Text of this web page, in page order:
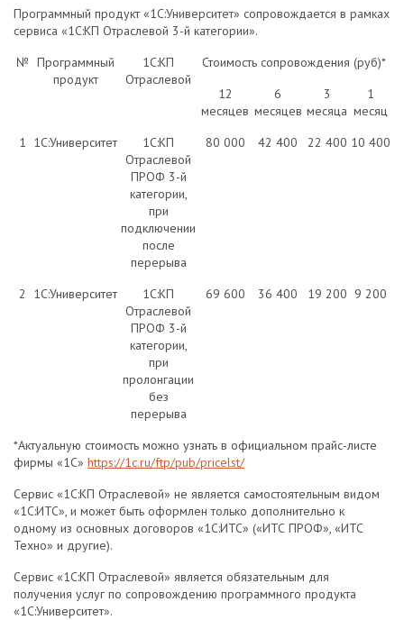
Программный продукт «1С:Университет» сопровождается в рамках
сервиса «1С:КП Отраслевой 3-й категории».
№ Программный
продукт
1С:КП
Отраслевой
Стоимость сопровождения (руб)*
12
месяцев
6
месяцев
3
месяца
1
месяц
1 1С:Университет
1С:КП
Отраслевой
ПРОФ 3-й
категории,
при
подключении
после
перерыва
80 000 42 400 22 400 10 400
2 1С:Университет
1С:КП
Отраслевой
ПРОФ 3-й
категории,
при
пролонгации
без
перерыва
69 600 36 400 19 200 9 200
*Актуальную стоимость можно узнать в официальном прайс-листе
фирмы «1С» https://1c.ru/ftp/pub/pricelst/
Сервис «1С:КП Отраслевой» не является самостоятельным видом
«1С:ИТС», и может быть оформлен только дополнительно к
одному из основных договоров «1С:ИТС» («ИТС ПРОФ», «ИТС
Техно» и другие).
Сервис «1С:КП Отраслевой» является обязательным для
получения услуг по сопровождению программного продукта
«1С:Университет».